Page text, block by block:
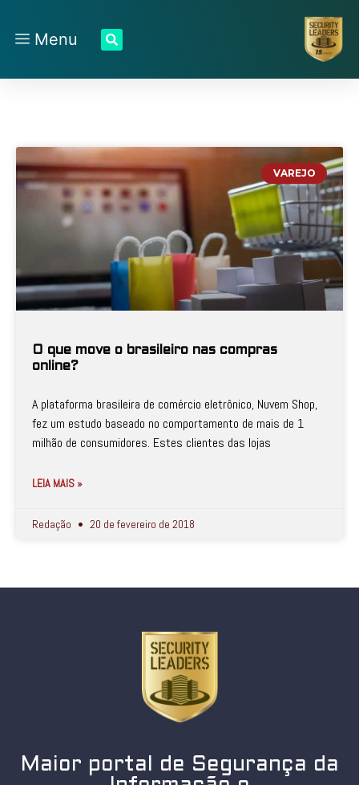
Menu
VAREJO
O que move o brasileiro nas compras
online?
A plataforma brasileira de comércio eletrônico, Nuvem Shop,
fez um estudo baseado no comportamento de mais de 1
milhão de consumidores. Estes clientes das lojas
LEIA MAIS »
Redação 20 de fevereiro de 2018
Maior portal de Segurança da